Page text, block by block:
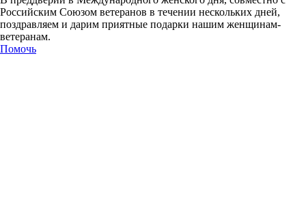
Российским Союзом ветеранов в течении нескольких дней,
поздравляем и дарим приятные подарки нашим женщинам-
ветеранам.
Помочь